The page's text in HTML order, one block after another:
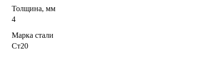
Толщина, мм
4
Марка стали
Ст20